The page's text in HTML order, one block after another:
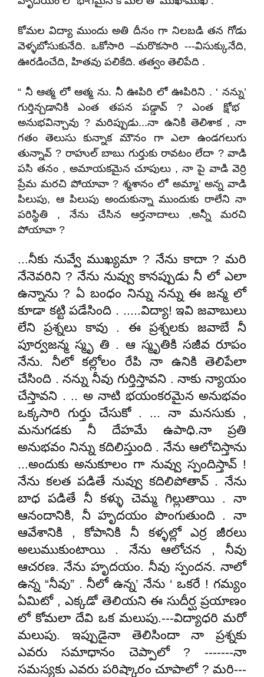
కోమల విద్యా ముందు అతి దీనం గా నిలబడి తన గోడు
వెళ్ళబోసుకునేది. ఒకోసారి –మరొకసారి ---విసుక్కునేది,
ఊరడించేది, హితవు పలికేది. తత్వం తెలిపేది .
“ నీ ఆత్మ లో ఆత్మ ను. నీ ఊపిరి లో ఊపిరిని . ‘ నన్ను’
గుర్తిన్చడానికి ఎంత తపన
పడ్డావ్ ? ఎంత క్షోభ
అనుభవిన్చావు ? మరిప్పుడు...నా ఉనికి తెలిశాక , నా
గతం తెలుసు కున్నాక మౌనం గా ఎలా ఉండగలుగు
తున్నావ్ ? రాహుల్ బాబు గుర్తుకు రావటం లేదా ? వాడి
పసి తనం , అమాయకమైన చూపులు , నా పై వాడి వెర్రి
ప్రేమ మరచి పోయావా ? శ్మశానం లో అమ్మా’ అన్న వాడి
పిలుపు, ఆ పిలుపు అందుకున్నా ముందుకు రాలేని నా
పరిస్థితి , నేను చేసిన ఆర్తనాదాలు ,అన్నీ మరచి
పోయావా ?
...నీకు నువ్వే ముఖ్యమా ? నేను కాదా ? మరి
నేనెవరిని ? నేను నువ్వు కానప్పుడు నీ లో ఎలా
ఉన్నాను ? ఏ బంధం నిన్ను నన్ను ఈ జన్మ లో
కూడా కట్టి పడేసింది . .....విద్యా! ఇవి జవాబులు
లేని ప్రశ్నలు కావు . ఈ ప్రశ్నలకు జవాబే నీ
పూర్వజన్మ స్మృ తి . ఆ స్మృతికి సజీవ రూపం
నేను. నీలో కల్లోలం రేపి నా ఉనికి తెలిపేలా
చేసింది . నన్ను నీవు గుర్తిస్తావని . నాకు న్యాయం
చేస్తావని . .. అ నాటి భయంకరమైన అనుభవం
ఒక్కసారి గుర్తు చేసుకో . ... నా మనసుకు ,
మనుగడకు నీ దేహమే ఉపాధి.నా ప్రతి
అనుభవం నిన్ను కదిలిస్తుంది . నేను ఆలోచిస్తాను
...అందుకు అనుకూలం గా నువ్వు స్పందిస్తావ్ !
నేను కలత పడితే నువ్వు కదిలిపోతావ్ . నేను
బాధ పడితే నీ కళ్ళు చెమ్మ గిల్లుతాయి . నా
ఆనందానికి, నీ హృదయం పొంగుతుంది . నా
ఆవేశానికి , కోపానికి నీ కళ్ళల్లో ఎర్ర జీరలు
అలుముకుంటాయి . నేను ఆలోచన , నీవు
ఆచరణ. నేను హృదయం. నీవు స్పందన. నాలో
ఉన్న “నీవు” . నీలో ఉన్న’ నేను ‘ ఒకరే ! గమ్యం
ఏమిటో , ఎక్కడో తెలియని ఈ సుదీర్ఘ ప్రయాణం
లో కోమలా దేవి ఒక మలుపు.---విద్యాధరి మరో
మలుపు. ఇప్పుడైనా తెలిసిందా నా ప్రశ్నకు
ఎవరు సమాధానం చెప్పాలో ? -------నా
సమస్యకు ఎవరు పరిష్కారం చూపాలో ? మరి---